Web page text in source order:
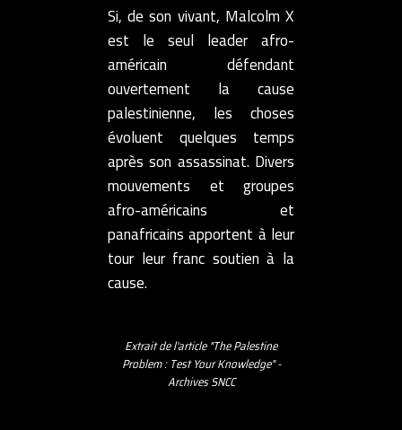
Si, de son vivant, Malcolm X
est le seul leader afro-
américain défendant
ouvertement la cause
palestinienne, les choses
évoluent quelques temps
après son assassinat. Divers
mouvements et groupes
afro-américains et
panafricains apportent à leur
tour leur franc soutien à la
cause.
Extrait de l'article "The Palestine
Problem : Test Your Knowledge" -
Archives SNCC